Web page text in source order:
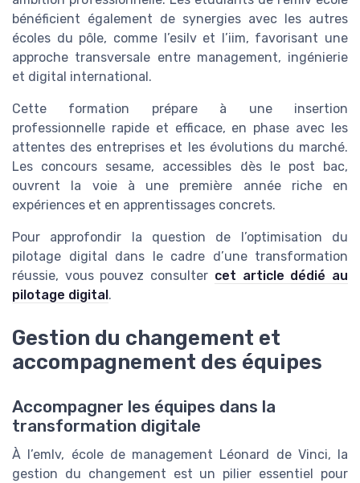
bénéficient également de synergies avec les autres
écoles du pôle, comme l’esilv et l’iim, favorisant une
approche transversale entre management, ingénierie
et digital international.
Cette formation prépare à une insertion
professionnelle rapide et efficace, en phase avec les
attentes des entreprises et les évolutions du marché.
Les concours sesame, accessibles dès le post bac,
ouvrent la voie à une première année riche en
expériences et en apprentissages concrets.
Pour approfondir la question de l’optimisation du
pilotage digital dans le cadre d’une transformation
réussie, vous pouvez consulter cet article dédié au
pilotage digital.
Gestion du changement et
accompagnement des équipes
Accompagner les équipes dans la
transformation digitale
À l’emlv, école de management Léonard de Vinci, la
gestion du changement est un pilier essentiel pour